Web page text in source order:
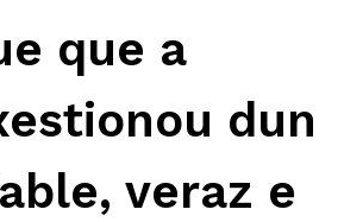
que a
dun
veraz e